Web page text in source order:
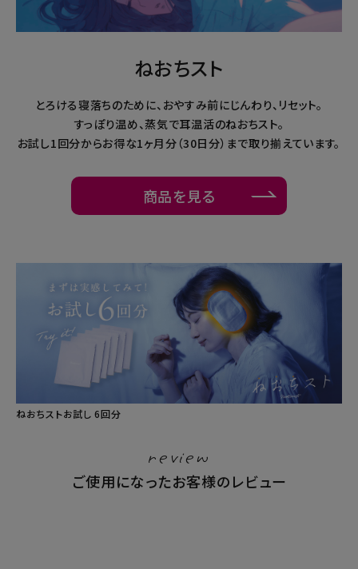
ブランドから探す
暑さ・紫外線対策グッズ
推し活グッズ
ボディメイクグッズ
ファッション
ねおちスト
とろける寝落ちのために、おやすみ前にじんわり、リセット。
すっぽり温め、蒸気で耳温活のねおちスト。
お試し1回分からお得な1ヶ月分（30日分）まで取り揃えています。
商品を見る
ねおちストお試し 6回分
review
ご使用になったお客様のレビュー